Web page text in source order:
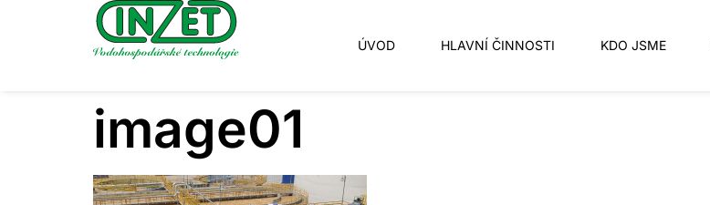
ÚVOD HLAVNÍ ČINNOSTI KDO JSME
image01